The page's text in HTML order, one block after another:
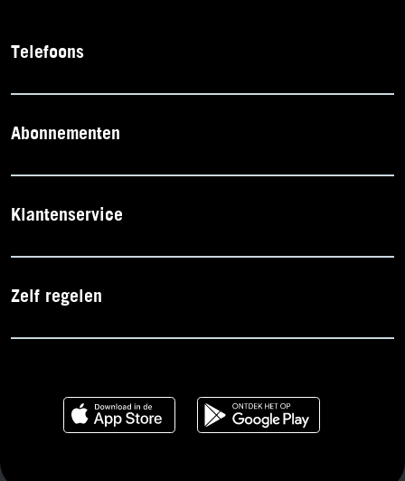
Telefoons
Abonnementen
Klantenservice
Zelf regelen